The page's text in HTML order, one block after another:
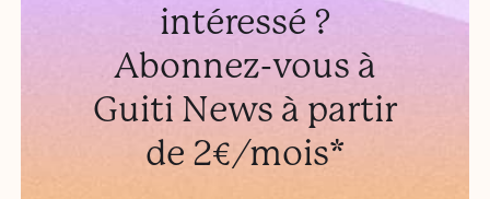
intéressé ?
Abonnez-vous à
Guiti News à partir
de 2€/mois*